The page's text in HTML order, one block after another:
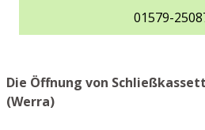
01579-
Die Öffnung von
(Werra)